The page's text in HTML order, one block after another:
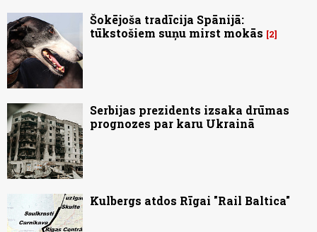
Šokējoša tradīcija Spānijā:
tūkstošiem suņu mirst mokās
2
Serbijas prezidents izsaka drūmas
prognozes par karu Ukrainā
Kulbergs atdos Rīgai "Rail Baltica"